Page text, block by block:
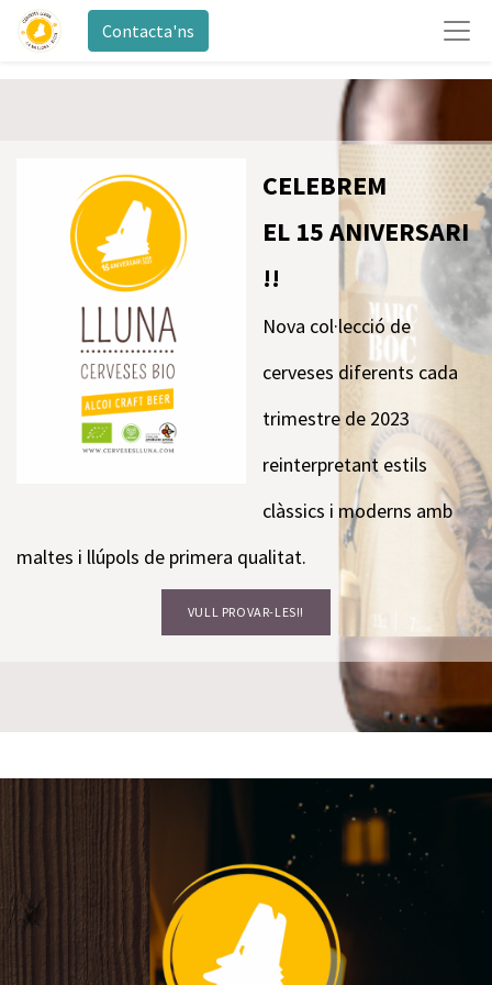
Contacta'ns
CELEBREM
EL 15 ANIVERSARI
!!
Nova col·lecció de
cerveses diferents cada
trimestre de 2023
reinterpretant estils
clàssics i moderns amb
maltes i llúpols de primera qualitat.
VULL PROVAR-LES!!